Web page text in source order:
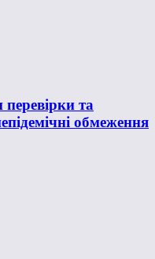
та
обмеження